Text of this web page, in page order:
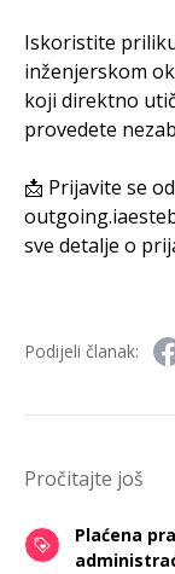
Iskoristite
inženjerskom
koji direktno
provedete
📩 Prijavite se
sve detalje o
Podijeli članak:
Pročitajte još
Plaćena